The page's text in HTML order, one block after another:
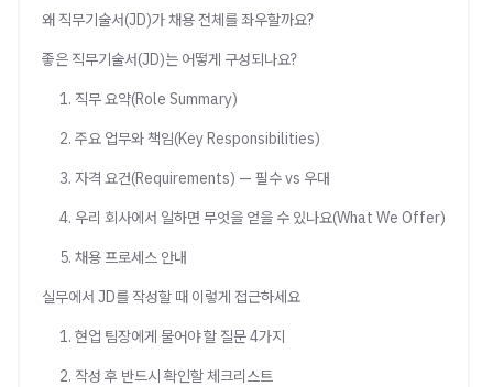
왜 직무기술서(JD)가 채용 전체를 좌우할까요?
좋은 직무기술서(JD)는 어떻게 구성되나요?
1. 직무 요약(Role Summary)
2. 주요 업무와 책임(Key Responsibilities)
3. 자격 요건(Requirements) — 필수 vs 우대
4. 우리 회사에서 일하면 무엇을 얻을 수 있나요(What We Offer)
5. 채용 프로세스 안내
실무에서 JD를 작성할 때 이렇게 접근하세요
1. 현업 팀장에게 물어야 할 질문 4가지
2. 작성 후 반드시 확인할 체크리스트